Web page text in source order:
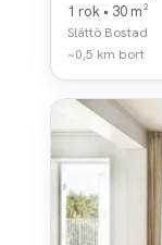
1 rok • 30 m²
Slättö Bostad
~0,5 km bort